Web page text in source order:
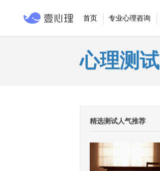
首页 专业心理咨询
心理测试
精选测试人气推荐